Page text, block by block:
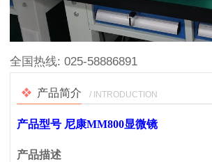
全国热线: 025-58886891
产品简介 / INTRODUCTION
产品型号 尼康MM800显微镜
产品描述